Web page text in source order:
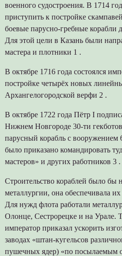
военного судостроения. В 1714
приступить к постройке
боевые парусно-гребные корабли
Для этой цели в Казань были
мастера и плотники 1 .
В октябре 1716 года состоялся
постройке четырёх новых
Архангелогородской верфи 2 .
В октябре 1722 года Пётр I
Нижнем Новгороде 30-ти
парусный корабль с вооружением
было приказано командировать
мастеров» и других работников 3 .
Строительство кораблей было бы
металлургии, она обеспечивала
Для нужд флота работали
Олонце, Сестрорецке и на Урале.
император приказал ускорить
заводах «штан-кугельсов
пушечных ядер) «по посылаемым